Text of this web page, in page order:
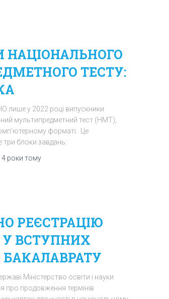
ТЕСТУ:
лише у 2022 році випускники
мультипредметний тест (НМТ),
форматі. Це
три блоки завдань:
4 роки тому
РЕЄСТРАЦІЮ
У ВСТУПНИХ
БАКАЛАВРАТУ
Міністерство освіти і науки
про продовження термінів